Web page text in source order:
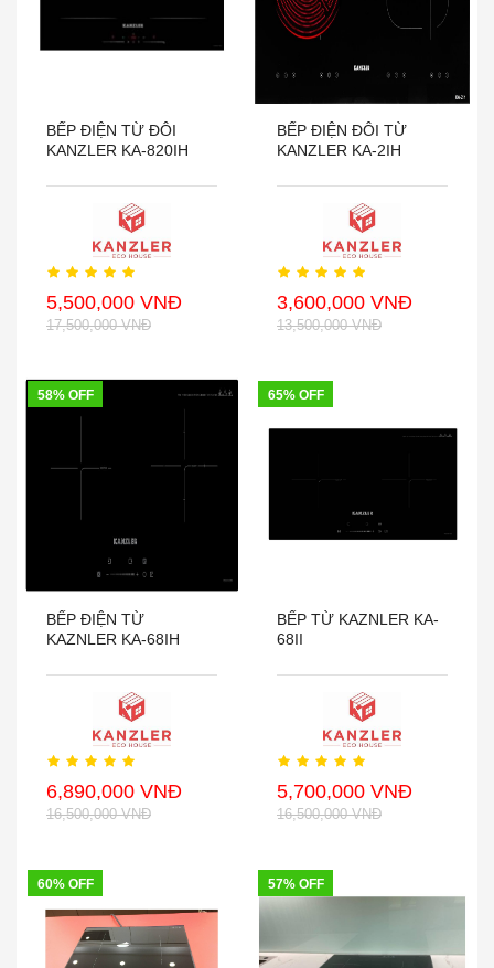
BẾP ĐIỆN TỪ ĐÔI
KANZLER KA-820IH
5,500,000 VNĐ
17,500,000 VNĐ
BẾP ĐIỆN ĐÔI TỪ
KANZLER KA-2IH
3,600,000 VNĐ
13,500,000 VNĐ
58% OFF
BẾP ĐIỆN TỪ
KAZNLER KA-68IH
6,890,000 VNĐ
16,500,000 VNĐ
65% OFF
BẾP TỪ KAZNLER KA-
68II
5,700,000 VNĐ
16,500,000 VNĐ
60% OFF 57% OFF